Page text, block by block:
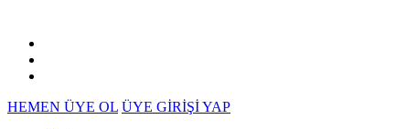
HEMEN ÜYE OL ÜYE GİRİŞİ YAP